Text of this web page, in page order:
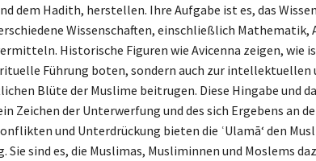
dem Hadith, herstellen. Ihre Aufgabe ist es, das
Wissenschaften, einschließlich Mathematik,
Historische Figuren wie Avicenna zeigen, wie
Führung boten, sondern auch zur intellektuellen
Blüte der Muslime beitrugen. Diese Hingabe und
Zeichen der Unterwerfung und des sich Ergebens an
und Unterdrückung bieten die ʿUlamā‘ den
Sie sind es, die Muslimas, Musliminnen und Moslems